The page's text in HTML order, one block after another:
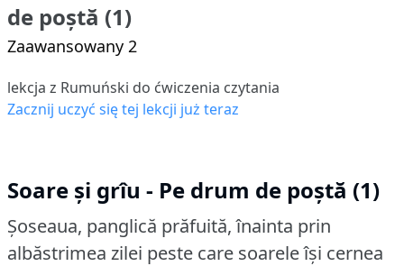
de poștă (1)
Zaawansowany 2
lekcja z Rumuński do ćwiczenia czytania
Zacznij uczyć się tej lekcji już teraz
Soare și grîu - Pe drum de poștă (1)
Șoseaua, panglică prăfuită, înainta prin
albăstrimea zilei peste care soarele își cernea